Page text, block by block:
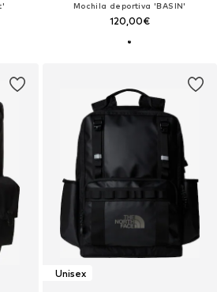
Mochila deportiva 'BASIN'
120,00€
Unisex